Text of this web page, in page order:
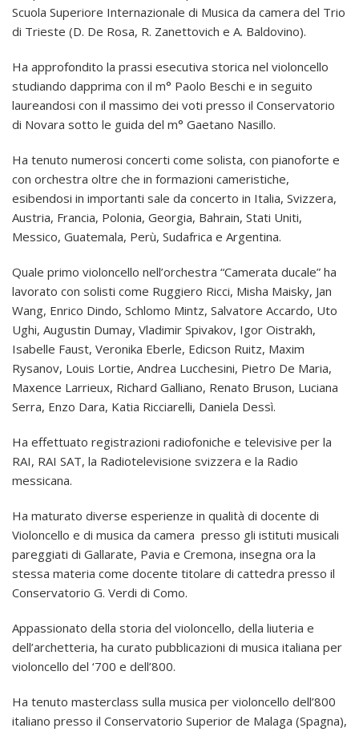
Scuola Superiore Internazionale di Musica da camera del Trio
di Trieste (D. De Rosa, R. Zanettovich e A. Baldovino).
Ha approfondito la prassi esecutiva storica nel violoncello
studiando dapprima con il m° Paolo Beschi e in seguito
laureandosi con il massimo dei voti presso il Conservatorio
di Novara sotto le guida del m° Gaetano Nasillo.
Ha tenuto numerosi concerti come solista, con pianoforte e
con orchestra oltre che in formazioni cameristiche,
esibendosi in importanti sale da concerto in Italia, Svizzera,
Austria, Francia, Polonia, Georgia, Bahrain, Stati Uniti,
Messico, Guatemala, Perù, Sudafrica e Argentina.
Quale primo violoncello nell’orchestra “Camerata ducale” ha
lavorato con solisti come Ruggiero Ricci, Misha Maisky, Jan
Wang, Enrico Dindo, Schlomo Mintz, Salvatore Accardo, Uto
Ughi, Augustin Dumay, Vladimir Spivakov, Igor Oistrakh,
Isabelle Faust, Veronika Eberle, Edicson Ruitz, Maxim
Rysanov, Louis Lortie, Andrea Lucchesini, Pietro De Maria,
Maxence Larrieux, Richard Galliano, Renato Bruson, Luciana
Serra, Enzo Dara, Katia Ricciarelli, Daniela Dessì.
Ha effettuato registrazioni radiofoniche e televisive per la
RAI, RAI SAT, la Radiotelevisione svizzera e la Radio
messicana.
Ha maturato diverse esperienze in qualità di docente di
Violoncello e di musica da camera presso gli istituti musicali
pareggiati di Gallarate, Pavia e Cremona, insegna ora la
stessa materia come docente titolare di cattedra presso il
Conservatorio G. Verdi di Como.
Appassionato della storia del violoncello, della liuteria e
dell’archetteria, ha curato pubblicazioni di musica italiana per
violoncello del ‘700 e dell’800.
Ha tenuto masterclass sulla musica per violoncello dell’800
italiano presso il Conservatorio Superior de Malaga (Spagna),